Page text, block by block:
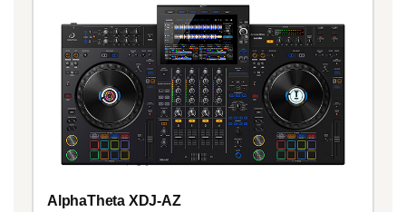
AlphaTheta XDJ-AZ